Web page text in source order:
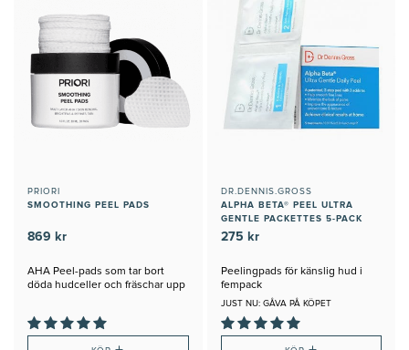
PRIORI
SMOOTHING PEEL PADS
869 kr
AHA Peel-pads som tar bort
döda hudceller och fräschar upp
DR.DENNIS.GROSS
ALPHA BETA® PEEL ULTRA
GENTLE PACKETTES 5-PACK
275 kr
Peelingpads för känslig hud i
fempack
JUST NU: GÅVA PÅ KÖPET